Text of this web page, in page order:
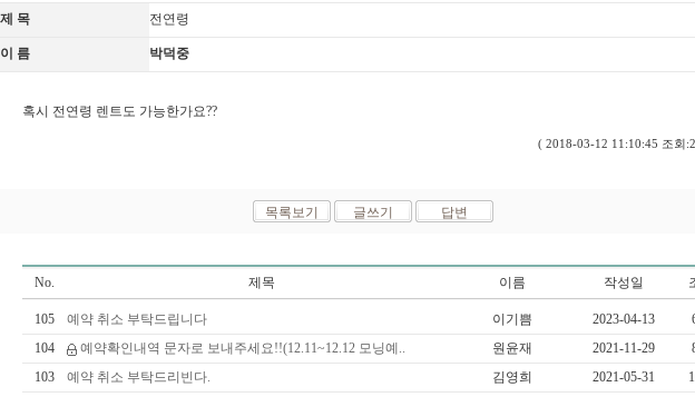
제 목 전연령
이 름 박덕중
혹시 전연령 렌트도 가능한가요??
( 2018-03-12 11:10:45 조회
No. 제목 이름 작성일
105 예약 취소 부탁드립니다 이기쁨 2023-04-13
104
예약확인내역 문자로 보내주세요!!(12.11~12.12 모닝예.. 원윤재 2021-11-29
103
예약 취소 부탁드리빈다. 김영희 2021-05-31